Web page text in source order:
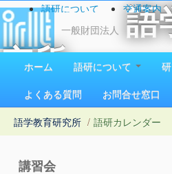
一般財団法人
語
究所
1923（大正12）年創立
語研について 交通案内
お問い合わせ
ホーム 語研について
よくある質問
お問合せ窓口
語学教育研究所 / 語研カレンダー
講習会